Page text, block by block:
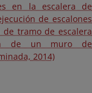
en la escalera de
de escalones
tramo de escalera
de un muro de
2014)